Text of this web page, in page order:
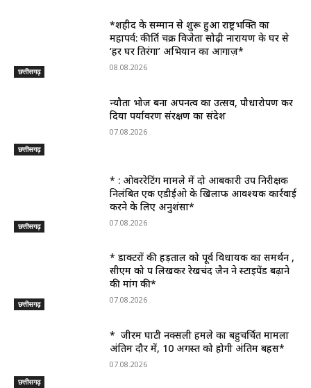
छत्तीसगढ़
*शहीद के सम्मान से शुरू हुआ राष्ट्रभक्ति का
महापर्व: कीर्ति चक्र विजेता सोढ़ी नारायण के घर से
‘हर घर तिरंगा’ अभियान का आगाज़*
08.08.2026
छत्तीसगढ़
न्यौता भोज बना अपनत्व का उत्सव, पौधारोपण कर
दिया पर्यावरण संरक्षण का संदेश
07.08.2026
छत्तीसगढ़
* : ओवररेटिंग मामले में दो आबकारी उप निरीक्षक
निलंबित एक एडीईओ के खिलाफ आवश्यक कार्रवाई
करने के लिए अनुशंसा*
07.08.2026
छत्तीसगढ़
* डाक्टरों की हड़ताल को पूर्व विधायक का समर्थन ,
सीएम को पत्र लिखकर रेखचंद जैन ने स्टाइपेंड बढ़ाने
की मांग की*
07.08.2026
छत्तीसगढ़
* जीरम घाटी नक्सली हमले का बहुचर्चित मामला
अंतिम दौर में, 10 अगस्त को होगी अंतिम बहस*
07.08.2026